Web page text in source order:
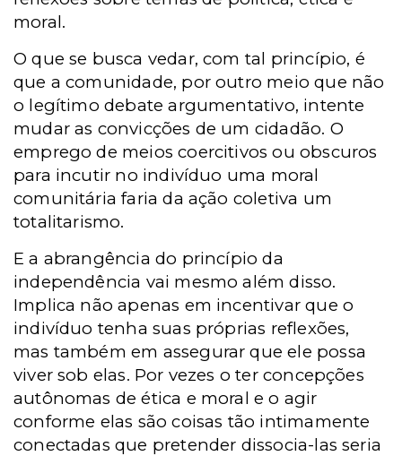
moral.
O que se busca vedar, com tal princípio, é
que a comunidade, por outro meio que não
o legítimo debate argumentativo, intente
mudar as convicções de um cidadão. O
emprego de meios coercitivos ou obscuros
para incutir no indivíduo uma moral
comunitária faria da ação coletiva um
totalitarismo.
E a abrangência do princípio da
independência vai mesmo além disso.
Implica não apenas em incentivar que o
indivíduo tenha suas próprias reflexões,
mas também em assegurar que ele possa
viver sob elas. Por vezes o ter concepções
autônomas de ética e moral e o agir
conforme elas são coisas tão intimamente
conectadas que pretender dissocia-las seria